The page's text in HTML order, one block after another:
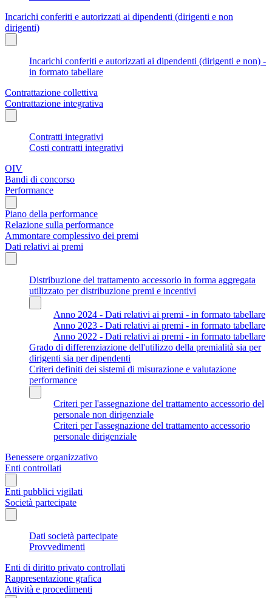
Incarichi conferiti e autorizzati ai dipendenti (dirigenti e non
dirigenti)
Incarichi conferiti e autorizzati ai dipendenti (dirigenti e non) -
in formato tabellare
Contrattazione collettiva
Contrattazione integrativa
Contratti integrativi
Costi contratti integrativi
OIV
Bandi di concorso
Performance
Piano della performance
Relazione sulla performance
Ammontare complessivo dei premi
Dati relativi ai premi
Distribuzione del trattamento accessorio in forma aggregata
utilizzato per distribuzione premi e incentivi
Anno 2024 - Dati relativi ai premi - in formato tabellare
Anno 2023 - Dati relativi ai premi - in formato tabellare
Anno 2022 - Dati relativi ai premi - in formato tabellare
Grado di differenziazione dell'utilizzo della premialità sia per
dirigenti sia per dipendenti
Criteri definiti dei sistemi di misurazione e valutazione
performance
Criteri per l'assegnazione del trattamento accessorio del
personale non dirigenziale
Criteri per l'assegnazione del trattamento accessorio
personale dirigenziale
Benessere organizzativo
Enti controllati
Enti pubblici vigilati
Società partecipate
Dati società partecipate
Provvedimenti
Enti di diritto privato controllati
Rappresentazione grafica
Attività e procedimenti